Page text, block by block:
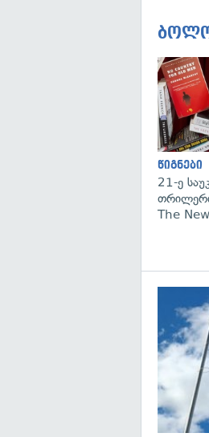
ბოლო
წიგნები
21-ე
The